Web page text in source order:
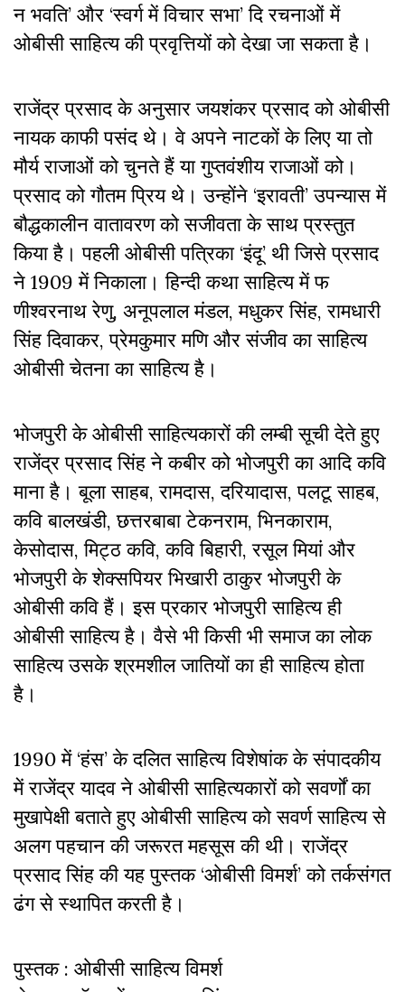
न भवति’ और ‘स्वर्ग में विचार सभा’ दि रचनाओं में
ओबीसी साहित्य की प्रवृत्तियों को देखा जा सकता है।
राजेंद्र प्रसाद के अनुसार जयशंकर प्रसाद को ओबीसी
नायक काफी पसंद थे। वे अपने नाटकों के लिए या तो
मौर्य राजाओं को चुनते हैं या गुप्तवंशीय राजाओं को।
प्रसाद को गौतम प्रिय थे। उन्होंने ‘इरावती’ उपन्यास में
बौद्धकालीन वातावरण को सजीवता के साथ प्रस्तुत
किया है। पहली ओबीसी पत्रिका ‘इंदू’ थी जिसे प्रसाद
ने 1909 में निकाला। हिन्दी कथा साहित्य में फ
णीश्वरनाथ रेणु, अनूपलाल मंडल, मधुकर सिंह, रामधारी
सिंह दिवाकर, प्रेमकुमार मणि और संजीव का साहित्य
ओबीसी चेतना का साहित्य है।
भोजपुरी के ओबीसी साहित्यकारों की लम्बी सूची देते हुए
राजेंद्र प्रसाद सिंह ने कबीर को भोजपुरी का आदि कवि
माना है। बूला साहब, रामदास, दरियादास, पलटू साहब,
कवि बालखंडी, छत्तरबाबा टेकनराम, भिनकाराम,
केसोदास, मिट्ठ कवि, कवि बिहारी, रसूल मियां और
भोजपुरी के शेक्सपियर भिखारी ठाकुर भोजपुरी के
ओबीसी कवि हैं। इस प्रकार भोजपुरी साहित्य ही
ओबीसी साहित्य है। वैसे भी किसी भी समाज का लोक
साहित्य उसके श्रमशील जातियों का ही साहित्य होता
है।
1990 में ‘हंस’ के दलित साहित्य विशेषांक के संपादकीय
में राजेंद्र यादव ने ओबीसी साहित्यकारों को सवर्णों का
मुखापेक्षी बताते हुए ओबीसी साहित्य को सवर्ण साहित्य से
अलग पहचान की जरूरत महसूस की थी। राजेंद्र
प्रसाद सिंह की यह पुस्तक ‘ओबीसी विमर्श’ को तर्कसंगत
ढंग से स्थापित करती है।
पुस्तक : ओबीसी साहित्य विमर्श